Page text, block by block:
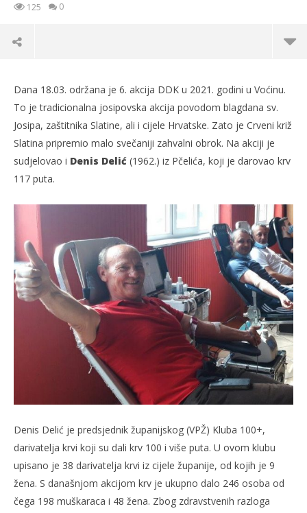
125 0
TRENUTNO OTVORENO
6. akcija DDK u 2021.
19.03.2021.
slatina.net
Dana 18.03. održana je 6. akcija DDK u 2021. godini u Voćinu.
To je tradicionalna josipovska akcija povodom blagdana sv.
Josipa, zaštitnika Slatine, ali i cijele Hrvatske. Zato je Crveni križ
Slatina pripremio malo svečaniji zahvalni obrok. Na akciji je
sudjelovao i Denis Delić (1962.) iz Pčelića, koji je darovao krv
117 puta.
Denis Delić je predsjednik županijskog (VPŽ) Kluba 100+,
darivatelja krvi koji su dali krv 100 i više puta. U ovom klubu
upisano je 38 darivatelja krvi iz cijele županije, od kojih je 9
žena. S današnjom akcijom krv je ukupno dalo 246 osoba od
čega 198 muškaraca i 48 žena. Zbog zdravstvenih razloga